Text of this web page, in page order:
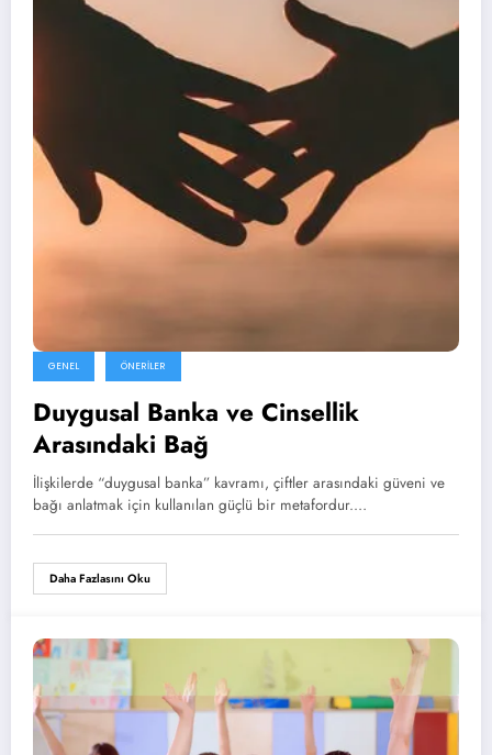
GENEL ÖNERILER
Duygusal Banka ve Cinsellik
Arasındaki Bağ
İlişkilerde “duygusal banka” kavramı, çiftler arasındaki güveni ve
bağı anlatmak için kullanılan güçlü bir metafordur.…
Daha Fazlasını Oku